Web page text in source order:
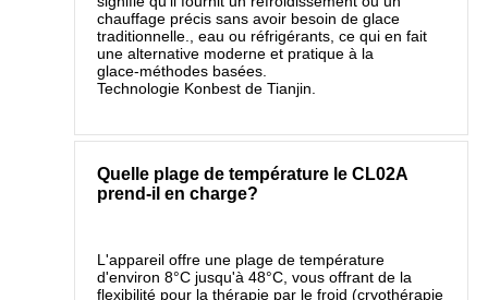
chauffage précis sans avoir besoin de glace
traditionnelle., eau ou réfrigérants, ce qui en fait
une alternative moderne et pratique à la
glace‑méthodes basées.
Technologie Konbest de Tianjin.
Quelle plage de température le CL02A
prend-il en charge?
L'appareil offre une plage de température
d'environ 8°C jusqu'à 48°C, vous offrant de la
flexibilité pour la thérapie par le froid (cryothérapie